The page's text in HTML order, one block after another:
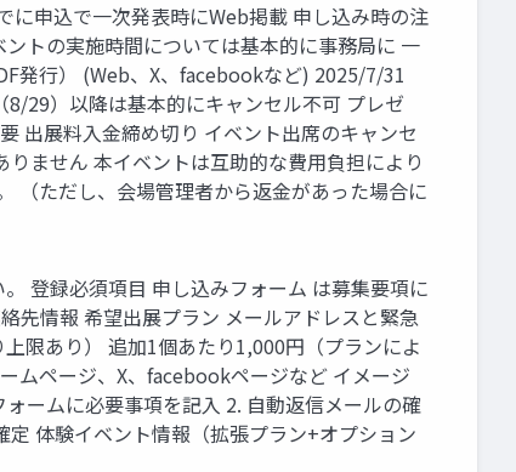
申込で⼀次発表時にWeb掲載 申し込み時の注
トの実施時間については基本的に事務局に ⼀
発⾏） (Web、X、facebookなど) 2025/7/31
29）以降は基本的にキャンセル不可 プレゼ
出展料⼊⾦締め切り イベント出席のキャンセ
ません 本イベントは互助的な費⽤負担により
（ただし、会場管理者から返⾦があった場合に
登録必須項⽬ 申し込みフォーム は募集要項に
先情報 希望出展プラン メールアドレスと緊急
限あり） 追加1個あたり1,000円（プランによ
ムページ、X、facebookページなど イメージ
ームに必要事項を記⼊ 2. ⾃動返信メールの確
体験イベント情報（拡張プラン+オプション